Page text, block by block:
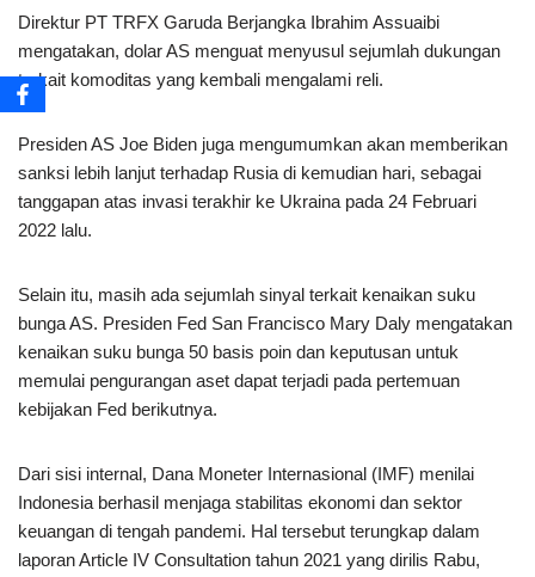
Direktur PT TRFX Garuda Berjangka Ibrahim Assuaibi
mengatakan, dolar AS menguat menyusul sejumlah dukungan
terkait komoditas yang kembali mengalami reli.
Presiden AS Joe Biden juga mengumumkan akan memberikan
sanksi lebih lanjut terhadap Rusia di kemudian hari, sebagai
tanggapan atas invasi terakhir ke Ukraina pada 24 Februari
2022 lalu.
Selain itu, masih ada sejumlah sinyal terkait kenaikan suku
bunga AS. Presiden Fed San Francisco Mary Daly mengatakan
kenaikan suku bunga 50 basis poin dan keputusan untuk
memulai pengurangan aset dapat terjadi pada pertemuan
kebijakan Fed berikutnya.
Dari sisi internal, Dana Moneter Internasional (IMF) menilai
Indonesia berhasil menjaga stabilitas ekonomi dan sektor
keuangan di tengah pandemi. Hal tersebut terungkap dalam
laporan Article IV Consultation tahun 2021 yang dirilis Rabu,